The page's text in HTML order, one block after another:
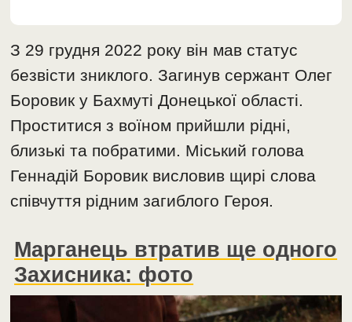
З 29 грудня 2022 року він мав статус
безвісти зниклого. Загинув сержант Олег
Боровик у Бахмуті Донецької області.
Проститися з воїном прийшли рідні,
близькі та побратими. Міський голова
Геннадій Боровик висловив щирі слова
співчуття рідним загиблого Героя.
Марганець втратив ще одного
Захисника: фото